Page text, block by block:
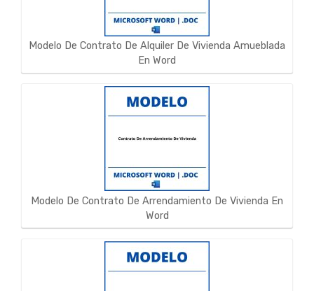
Modelo De Contrato De Alquiler De Vivienda Amueblada
En Word
Modelo De Contrato De Arrendamiento De Vivienda En
Word